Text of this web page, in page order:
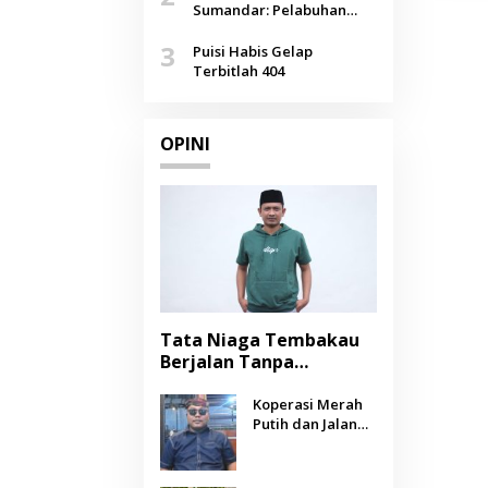
Agustus
Sumandar: Pelabuhan
Selendang Benang Merah
Lombang
3
Puisi Habis Gelap
Terbitlah 404
OPINI
Tata Niaga Tembakau
Berjalan Tanpa
Negara Berpihak
kepada Petani?
Koperasi Merah
Putih dan Jalan